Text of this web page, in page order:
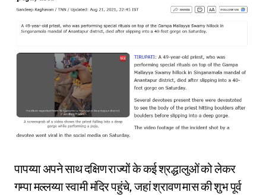
पापय्या अपने साथ दक्षिण राज्यों के कई श्रद्धालुओं को लेकर
गम्पा मल्लय्या स्वामी मंदिर पहुंचे, जहां श्रावण मास की शुभ पूर्व